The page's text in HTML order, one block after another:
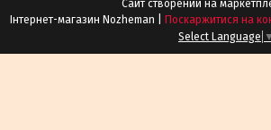
Сайт створений на
Поскаржитися на
Select Language ▼